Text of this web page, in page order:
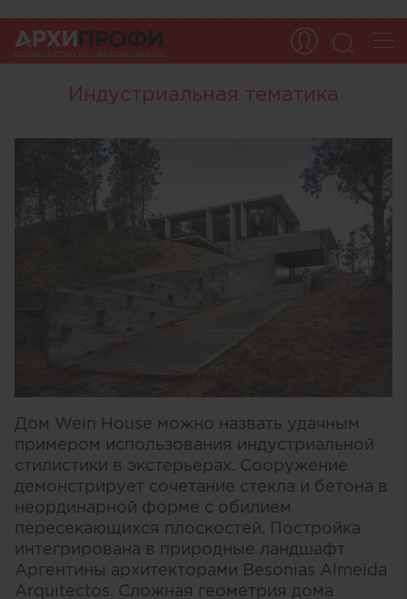
Индустриальная тематика
Дом Wein House можно назвать удачным
примером использования индустриальной
стилистики в экстерьерах. Сооружение
демонстрирует сочетание стекла и бетона в
неординарной форме с обилием
пересекающихся плоскостей. Постройка
интегрирована в природные ландшафт
Аргентины архитекторами Besonias Almeida
Arquitectos. Сложная геометрия дома